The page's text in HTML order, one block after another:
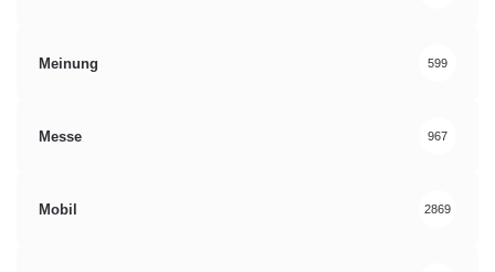
Meinung 599
Messe 967
Mobil 2869